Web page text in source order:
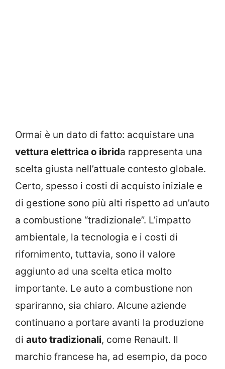
Ormai è un dato di fatto: acquistare una
vettura elettrica o ibrida rappresenta una
scelta giusta nell’attuale contesto globale.
Certo, spesso i costi di acquisto iniziale e
di gestione sono più alti rispetto ad un’auto
a combustione “tradizionale”. L’impatto
ambientale, la tecnologia e i costi di
rifornimento, tuttavia, sono il valore
aggiunto ad una scelta etica molto
importante. Le auto a combustione non
spariranno, sia chiaro. Alcune aziende
continuano a portare avanti la produzione
di auto tradizionali, come Renault. Il
marchio francese ha, ad esempio, da poco